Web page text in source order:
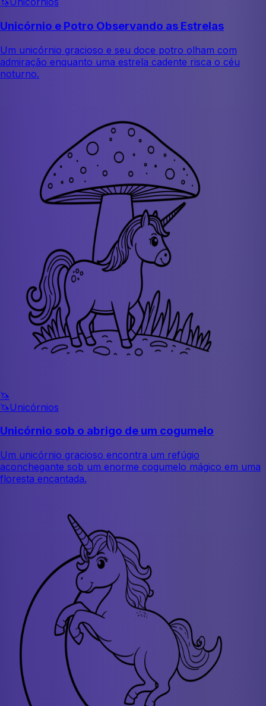
Unicórnio e Potro Observando as Estrelas
Um unicórnio gracioso e seu doce potro olham com
admiração enquanto uma estrela cadente risca o céu
noturno.
🦄
🦄Unicórnios
Unicórnio sob o abrigo de um cogumelo
Um unicórnio gracioso encontra um refúgio
aconchegante sob um enorme cogumelo mágico em uma
floresta encantada.